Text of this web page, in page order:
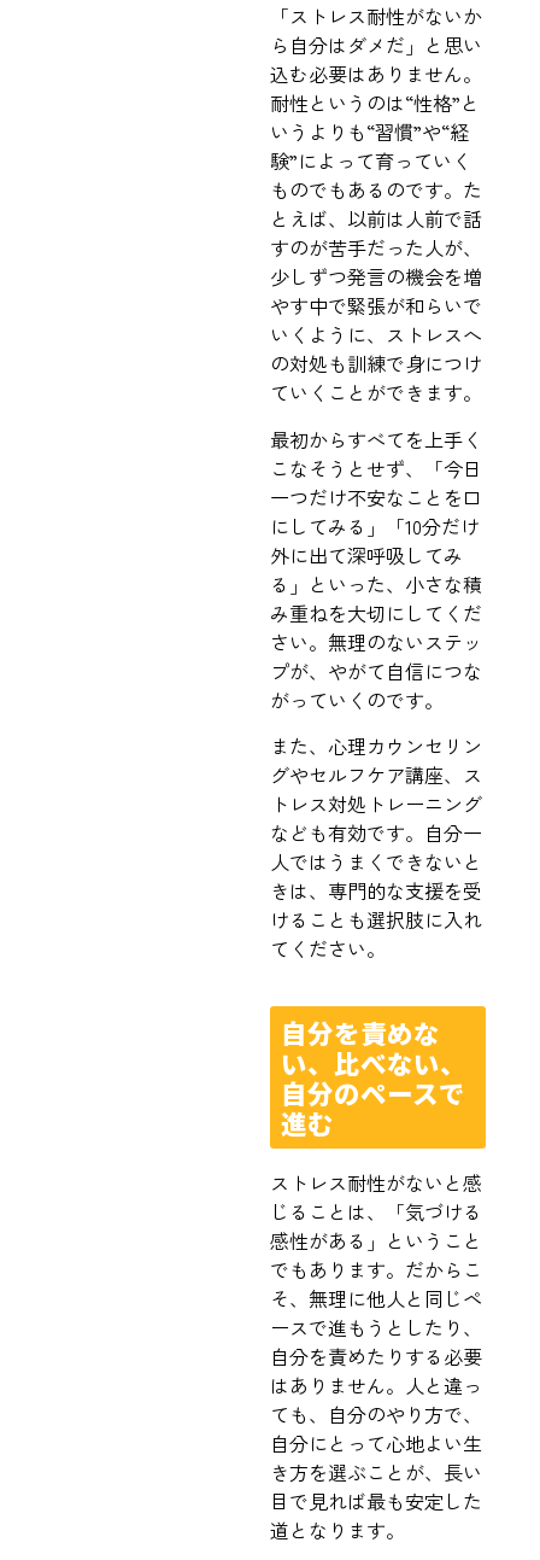
「ストレス耐性がないか
ら自分はダメだ」と思い
込む必要はありません。
耐性というのは“性格”と
いうよりも“習慣”や“経
験”によって育っていく
ものでもあるのです。た
とえば、以前は人前で話
すのが苦手だった人が、
少しずつ発言の機会を増
やす中で緊張が和らいで
いくように、ストレスへ
の対処も訓練で身につけ
ていくことができます。
最初からすべてを上手く
こなそうとせず、「今日
一つだけ不安なことを口
にしてみる」「10分だけ
外に出て深呼吸してみ
る」といった、小さな積
み重ねを大切にしてくだ
さい。無理のないステッ
プが、やがて自信につな
がっていくのです。
また、心理カウンセリン
グやセルフケア講座、ス
トレス対処トレーニング
なども有効です。自分一
人ではうまくできないと
きは、専門的な支援を受
けることも選択肢に入れ
てください。
自分を責めな
い、比べない、
自分のペースで
進む
ストレス耐性がないと感
じることは、「気づける
感性がある」ということ
でもあります。だからこ
そ、無理に他人と同じペ
ースで進もうとしたり、
自分を責めたりする必要
はありません。人と違っ
ても、自分のやり方で、
自分にとって心地よい生
き方を選ぶことが、長い
目で見れば最も安定した
道となります。